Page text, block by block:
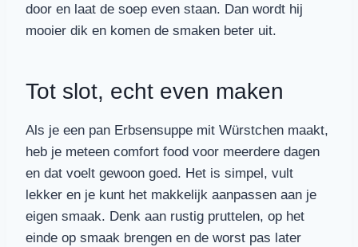
door en laat de soep even staan. Dan wordt hij
mooier dik en komen de smaken beter uit.
Tot slot, echt even maken
Als je een pan Erbsensuppe mit Würstchen maakt,
heb je meteen comfort food voor meerdere dagen
en dat voelt gewoon goed. Het is simpel, vult
lekker en je kunt het makkelijk aanpassen aan je
eigen smaak. Denk aan rustig pruttelen, op het
einde op smaak brengen en de worst pas later